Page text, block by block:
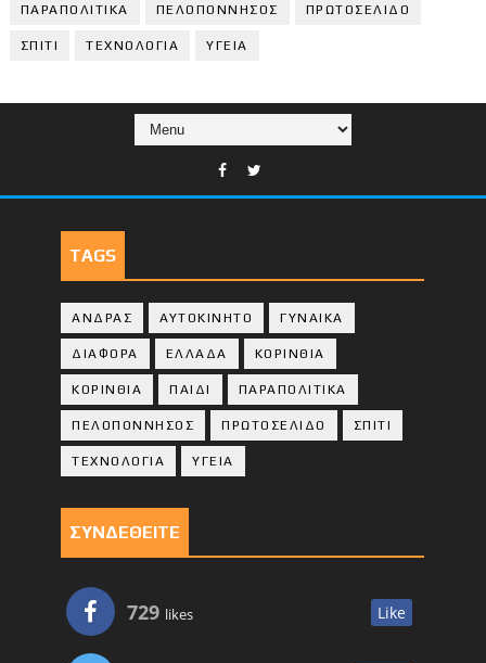
ΠΑΡΑΠΟΛΙΤΙΚΑ ΠΕΛΟΠΟΝΝΗΣΟΣ ΠΡΩΤΟΣΕΛΙΔΟ
ΣΠΙΤΙ ΤΕΧΝΟΛΟΓΙΑ ΥΓΕΙΑ
TAGS
ΑΝΔΡΑΣ ΑΥΤΟΚΙΝΗΤΟ ΓΥΝΑΙΚΑ
ΔΙΑΦΟΡΑ ΕΛΛΑΔΑ ΚΟΡΙΝΘΙΑ
ΚΟΡΙΝΘΙA ΠΑΙΔΙ ΠΑΡΑΠΟΛΙΤΙΚΑ
ΠΕΛΟΠΟΝΝΗΣΟΣ ΠΡΩΤΟΣΕΛΙΔΟ ΣΠΙΤΙ
ΤΕΧΝΟΛΟΓΙΑ ΥΓΕΙΑ
ΣΥΝΔΕΘΕΙΤΕ
729 likes Like